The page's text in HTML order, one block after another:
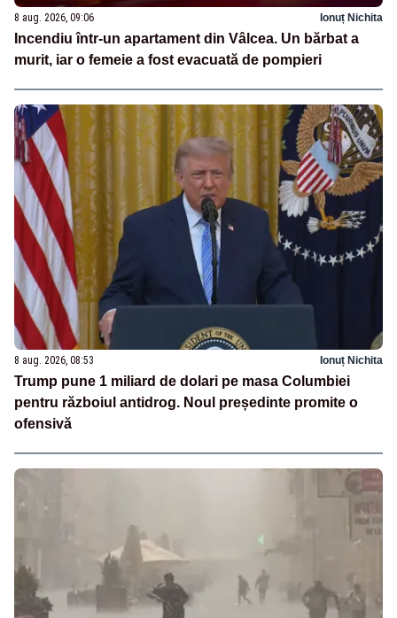
8 aug. 2026, 09:06 Ionuț Nichita
Incendiu într-un apartament din Vâlcea. Un bărbat a
murit, iar o femeie a fost evacuată de pompieri
8 aug. 2026, 08:53 Ionuț Nichita
Trump pune 1 miliard de dolari pe masa Columbiei
pentru războiul antidrog. Noul președinte promite o
ofensivă